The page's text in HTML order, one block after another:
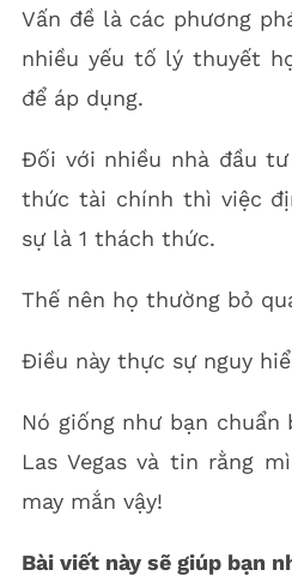
Vấn đề là các phương
nhiều yếu tố lý thuyết
để áp dụng.
Đối với nhiều nhà đầu
thức tài chính thì việc
sự là 1 thách thức.
Thế nên họ thường bỏ
Điều này thực sự nguy
Nó giống như bạn
Las Vegas và tin rằng
may mắn vậy!
Bài viết này sẽ giúp bạn